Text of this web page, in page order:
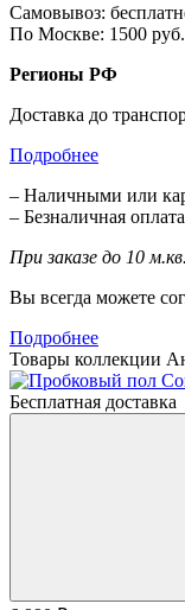
Самовывоз:
По Москве: 1500
Регионы РФ
Доставка до
Подробнее
– Наличными или
– Безналичная оплата
При заказе до 10
Вы всегда можете
Подробнее
Товары коллекции
Бесплатная доставка